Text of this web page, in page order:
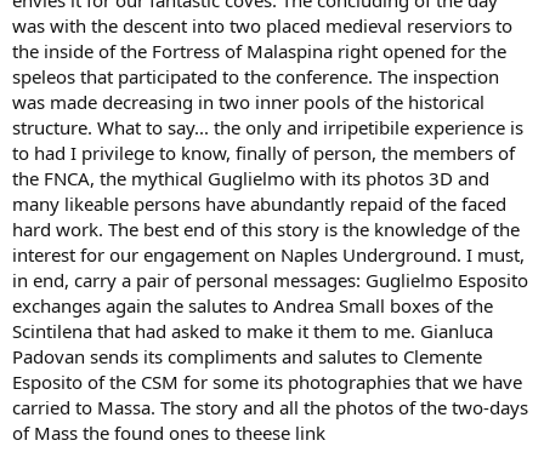
was with the descent into two placed medieval reserviors to
the inside of the Fortress of Malaspina right opened for the
speleos that participated to the conference. The inspection
was made decreasing in two inner pools of the historical
structure. What to say... the only and irripetibile experience is
to had I privilege to know, finally of person, the members of
the FNCA, the mythical Guglielmo with its photos 3D and
many likeable persons have abundantly repaid of the faced
hard work. The best end of this story is the knowledge of the
interest for our engagement on Naples Underground. I must,
in end, carry a pair of personal messages: Guglielmo Esposito
exchanges again the salutes to Andrea Small boxes of the
Scintilena that had asked to make it them to me. Gianluca
Padovan sends its compliments and salutes to Clemente
Esposito of the CSM for some its photographies that we have
carried to Massa. The story and all the photos of the two-days
of Mass the found ones to theese link